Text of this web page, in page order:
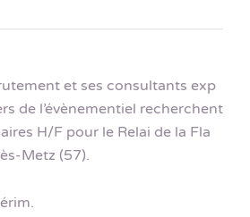
et ses consultants exp
de l’évènementiel recherchent
H/F pour le Relai de la Fla
Metz (57).